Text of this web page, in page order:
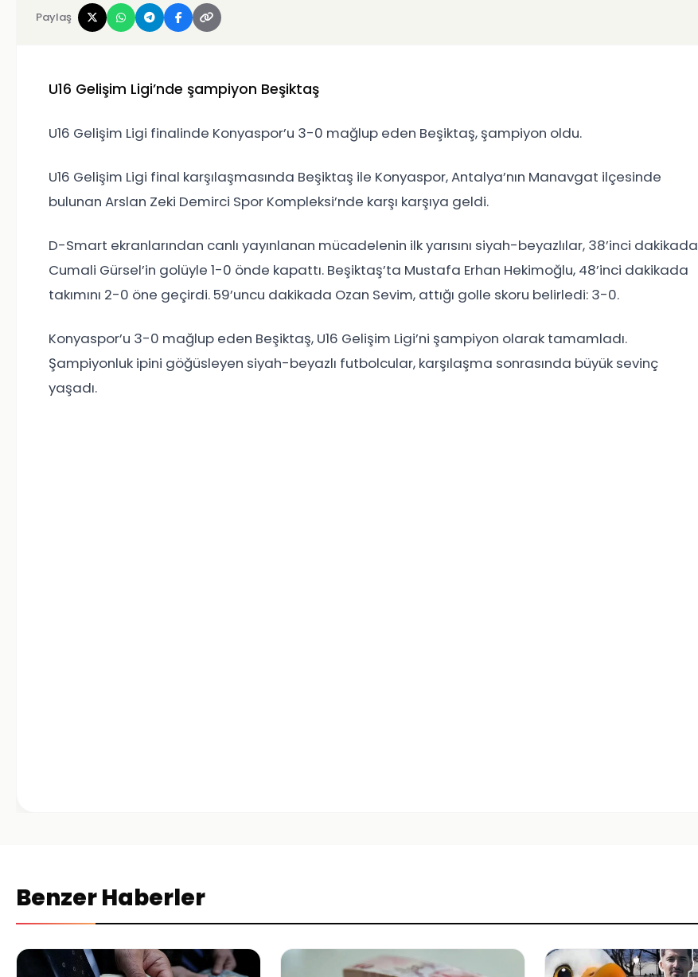
Paylaş
U16 Gelişim Ligi’nde şampiyon Beşiktaş
U16 Gelişim Ligi finalinde Konyaspor’u 3-0 mağlup eden Beşiktaş, şampiyon oldu.
U16 Gelişim Ligi final karşılaşmasında Beşiktaş ile Konyaspor, Antalya’nın Manavgat ilçesinde
bulunan Arslan Zeki Demirci Spor Kompleksi’nde karşı karşıya geldi.
D-Smart ekranlarından canlı yayınlanan mücadelenin ilk yarısını siyah-beyazlılar, 38’inci dakikada
Cumali Gürsel’in golüyle 1-0 önde kapattı. Beşiktaş’ta Mustafa Erhan Hekimoğlu, 48’inci dakikada
takımını 2-0 öne geçirdi. 59’uncu dakikada Ozan Sevim, attığı golle skoru belirledi: 3-0.
Konyaspor’u 3-0 mağlup eden Beşiktaş, U16 Gelişim Ligi’ni şampiyon olarak tamamladı.
Şampiyonluk ipini göğüsleyen siyah-beyazlı futbolcular, karşılaşma sonrasında büyük sevinç
yaşadı.
Benzer Haberler